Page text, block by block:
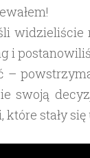
widzieliście
i
–
swoją
stały